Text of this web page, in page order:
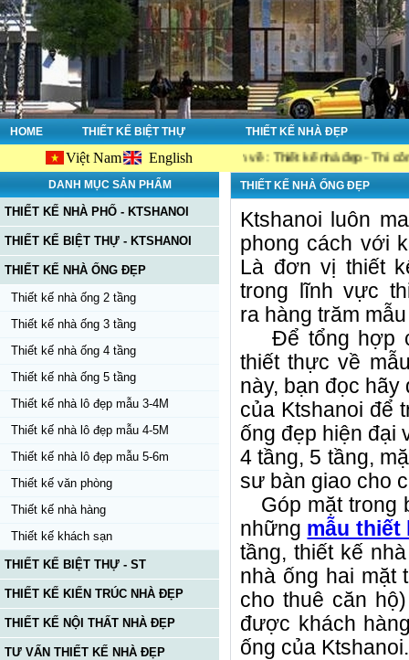
HOME THIẾT KẾ BIỆT THỰ THIẾT KẾ NHÀ ĐẸP
Việt Nam English
Ktshanoi.net, công ty chuyên về : Thiết kế nhà đẹp - Thi công nhà
DANH MỤC SẢN PHẨM
THIẾT KẾ NHÀ PHỐ - KTSHANOI
THIẾT KẾ BIỆT THỰ - KTSHANOI
THIẾT KẾ NHÀ ỐNG ĐẸP
Thiết kế nhà ống 2 tầng
Thiết kế nhà ống 3 tầng
Thiết kế nhà ống 4 tầng
Thiết kế nhà ống 5 tầng
Thiết kế nhà lô đẹp mẫu 3-4M
Thiết kế nhà lô đẹp mẫu 4-5M
Thiết kế nhà lô đẹp mẫu 5-6m
Thiết kế văn phòng
Thiết kế nhà hàng
Thiết kế khách sạn
THIẾT KẾ BIỆT THỰ - ST
THIẾT KẾ KIẾN TRÚC NHÀ ĐẸP
THIẾT KẾ NỘI THẤT NHÀ ĐẸP
TƯ VẤN THIẾT KẾ NHÀ ĐẸP
THIẾT KẾ NHÀ ỐNG ĐẸP
Ktshanoi luôn
phong cách với
Là đơn vị thiết
trong lĩnh vực
ra hàng trăm
Để tổng hợp
thiết thực về
này, bạn đọc
của Ktshanoi để
ống đẹp hiện đại
4 tầng, 5 tầng,
sư bàn giao cho
Góp mặt trong
những mẫu thiết
tầng, thiết kế
nhà ống hai mặt
cho thuê căn
được khách
ống của Ktshanoi.